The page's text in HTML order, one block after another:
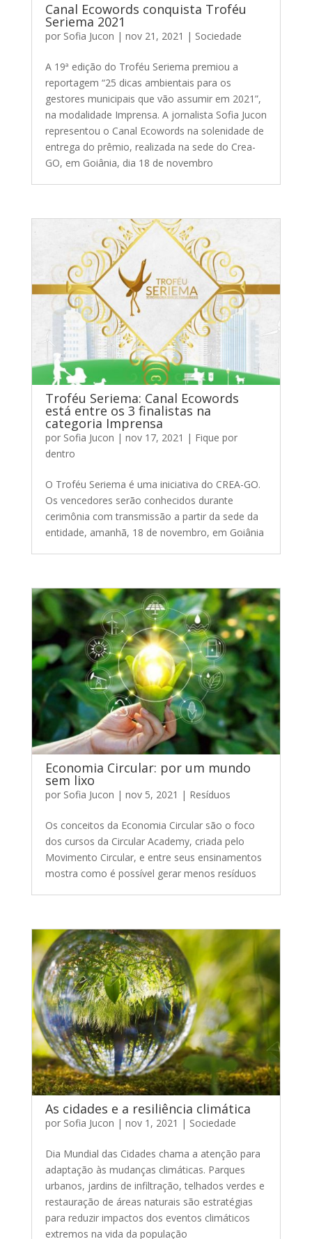
Canal Ecowords conquista Troféu
Seriema 2021
por Sofia Jucon | nov 21, 2021 | Sociedade
A 19ª edição do Troféu Seriema premiou a
reportagem “25 dicas ambientais para os
gestores municipais que vão assumir em 2021”,
na modalidade Imprensa. A jornalista Sofia Jucon
representou o Canal Ecowords na solenidade de
entrega do prêmio, realizada na sede do Crea-
GO, em Goiânia, dia 18 de novembro
Troféu Seriema: Canal Ecowords
está entre os 3 finalistas na
categoria Imprensa
por Sofia Jucon | nov 17, 2021 | Fique por
dentro
O Troféu Seriema é uma iniciativa do CREA-GO.
Os vencedores serão conhecidos durante
cerimônia com transmissão a partir da sede da
entidade, amanhã, 18 de novembro, em Goiânia
Economia Circular: por um mundo
sem lixo
por Sofia Jucon | nov 5, 2021 | Resíduos
Os conceitos da Economia Circular são o foco
dos cursos da Circular Academy, criada pelo
Movimento Circular, e entre seus ensinamentos
mostra como é possível gerar menos resíduos
As cidades e a resiliência climática
por Sofia Jucon | nov 1, 2021 | Sociedade
Dia Mundial das Cidades chama a atenção para
adaptação às mudanças climáticas. Parques
urbanos, jardins de infiltração, telhados verdes e
restauração de áreas naturais são estratégias
para reduzir impactos dos eventos climáticos
extremos na vida da população